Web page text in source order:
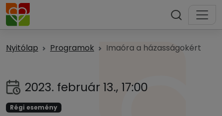
Nyitólap Programok Imaóra a házasságokért
2023. február 13., 17:00
Régi esemény